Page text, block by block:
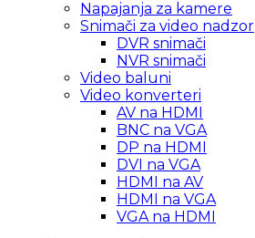
Napajanja za kamere
Snimači za video nadzor
DVR snimači
NVR snimači
Video baluni
Video konverteri
AV na HDMI
BNC na VGA
DP na HDMI
DVI na VGA
HDMI na AV
HDMI na VGA
VGA na HDMI